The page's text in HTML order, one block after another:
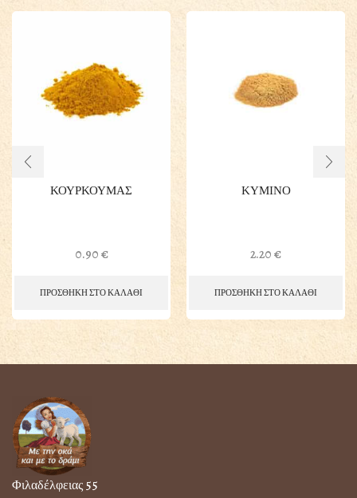
ΚΟΥΡΚΟΥΜΑΣ
0.90€
ΠΡΟΣΘΗΚΗ ΣΤΟ ΚΑΛΑΘΙ
ΚΥΜΙΝΟ
2.20€
ΠΡΟΣΘΗΚΗ ΣΤΟ ΚΑΛΑΘΙ
Φιλαδέλφειας 55